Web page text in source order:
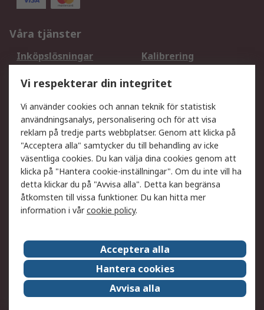
Våra tjänster
Inköpslösningar
Kalibrering
DesignSpark
Teknisk Support
Ditt lokala säljteam
Exportlösningar
Support
Få hjälp
Retur av varor
Leverans
Spåra din order
Begär en fakturakopi
Fördelar med RS-konto
Betalningsalternativ
Om RS
Försäljningsvillkor
Det juridiska
Press Centre
Jobba hos RS
ESG
Vi respekterar din integritet
Vi använder cookies och annan teknik för statistisk
användningsanalys, personalisering och för att visa
reklam på tredje parts webbplatser. Genom att klicka på
"Acceptera alla" samtycker du till behandling av icke
väsentliga cookies. Du kan välja dina cookies genom att
klicka på "Hantera cookie-inställningar". Om du inte vill ha
detta klickar du på "Avvisa alla". Detta kan begränsa
åtkomsten till vissa funktioner. Du kan hitta mer
information i vårcookie policy.
Acceptera alla
Hantera cookies
Avvisa alla